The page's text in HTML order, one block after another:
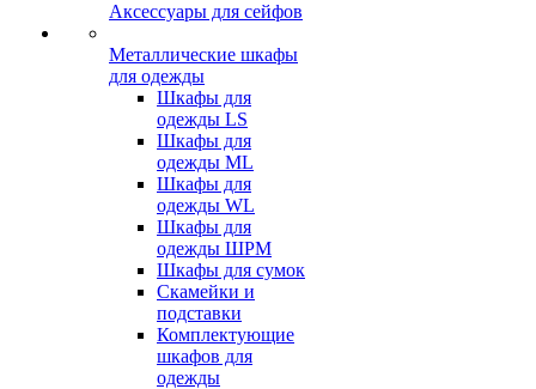
Аксессуары для сейфов
Металлические шкафы
для одежды
Шкафы для
одежды LS
Шкафы для
одежды ML
Шкафы для
одежды WL
Шкафы для
одежды ШРМ
Шкафы для сумок
Скамейки и
подставки
Комплектующие
шкафов для
одежды